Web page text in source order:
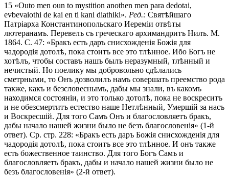
15 «Outo men oun to mystition anothen men para dedotai,
evbevaiothi de kai en ti kani diathiki». Ред.: Святѣйшаго
Патріарха Константинопольскаго Иереміи отвѣты
лютеранамъ. Перевелъ съ греческаго архимандритъ Нилъ. М.
1864. С. 47: «Бракъ есть даръ снисхожденія Божія для
чадородія дотолѣ, пока стоитъ все это тлѣнное. Ибо Богъ не
хотѣлъ, чтобы составъ нашъ былъ неразумный, тлѣнный и
нечистый. Но поелику мы добровольно сдѣлались
сметрными, то Онъ дозволилъ намъ совершать преемство рода
также, какъ и безсловеснымъ, дабы мы знали, въ какомъ
находимся состояніи, и это только дотолѣ, пока не воскреситъ
и не обезсмертитъ естество наше Нетлѣнный, Умершій за насъ
и Воскресшій. Для того Самъ Онъ и благословляетъ бракъ,
дабы начало нашей жизни было не безъ благословенія» (1-й
ответ). Ср. стр. 228: «Бракъ есть даръ Божія снисхожденія для
чадородія дотолѣ, пока стоитъ все это тлѣнное. И онъ также
есть божественное таинство. Для того Богъ Самъ и
благословляетъ бракъ, дабы и начало нашей жизни было не
безъ благословенія» (2-й ответ).